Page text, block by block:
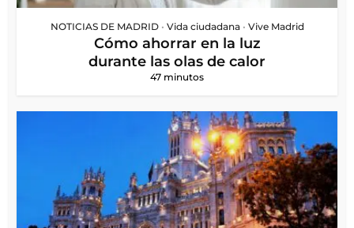
NOTICIAS DE MADRID • Vida ciudadana • Vive Madrid
Cómo ahorrar en la luz
durante las olas de calor
47 minutos